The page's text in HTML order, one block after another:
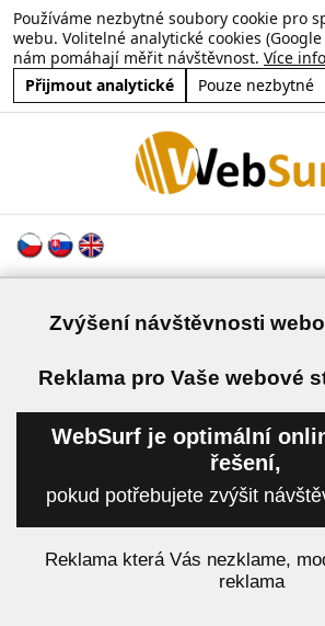
Používáme nezbytné soubory cookie pro
webu. Volitelné analytické cookies
nám pomáhají měřit návštěvnost. Více
Přijmout analytické
Pouze nezbytné
Zvýšení návštěvnosti
Reklama pro Vaše webové
WebSurf je optimální
řešení,
pokud potřebujete zvýšit
Reklama která Vás nezklame,
reklama